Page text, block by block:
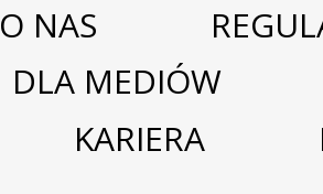
O NAS
DLA MEDIÓW
KARIERA